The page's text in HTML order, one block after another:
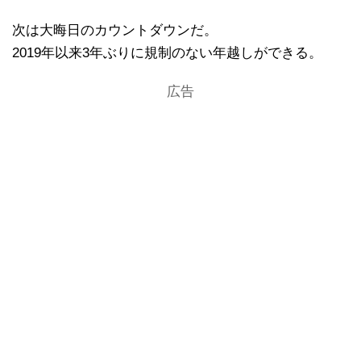
次は大晦日のカウントダウンだ。
2019年以来3年ぶりに規制のない年越しができる。
広告